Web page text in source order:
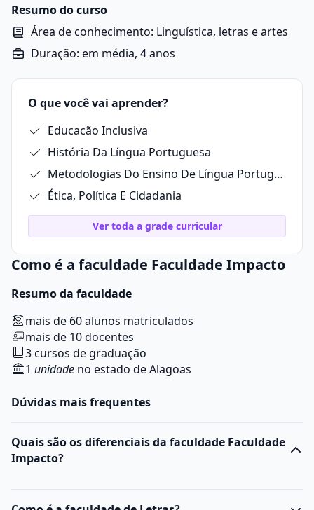
capazes de analisar, ensinar e pesquisar os usos da
linguagem em seus diversos contextos, tanto no
português quanto em outros idiomas, como inglês,
espanhol ou francês, dependendo da habilitação
Resumo do curso
Área de conhecimento: Linguística, letras e artes
Duração: em média, 4 anos
O que você vai aprender?
Educacão Inclusiva
História Da Língua Portuguesa
Metodologias Do Ensino De Língua Portuguesa E Inglesa
Ética, Política E Cidadania
Ver toda a grade curricular
Como é a faculdade Faculdade Impacto
Resumo da faculdade
mais de 60 alunos matriculados
mais de 10 docentes
3 cursos de graduação
1 unidade no estado de Alagoas
Dúvidas mais frequentes
Quais são os diferenciais da faculdade Faculdade
Impacto?